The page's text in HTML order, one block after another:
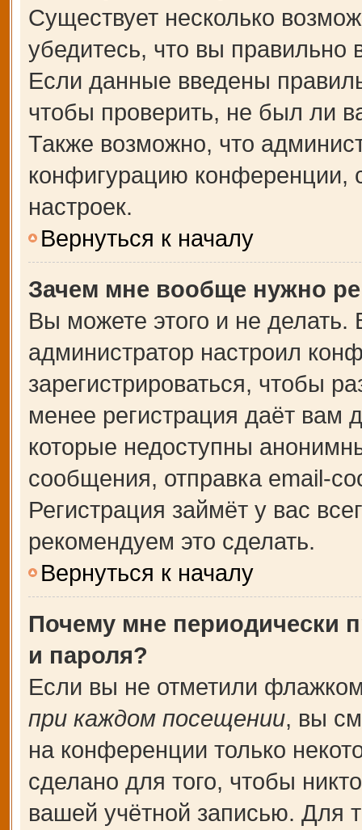
Существует несколько
убедитесь, что вы правильно
Если данные введены
чтобы проверить, не был ли
Также возможно, что
конфигурацию конференции,
настроек.
Вернуться к началу
Зачем мне вообще нужно
Вы можете этого и не делать.
администратор настроил
зарегистрироваться, чтобы
менее регистрация даёт вам
которые недоступны
сообщения, отправка email-
Регистрация займёт у вас
рекомендуем это сделать.
Вернуться к началу
Почему мне периодически
и пароля?
Если вы не отметили
при каждом посещении, вы
на конференции только
сделано для того, чтобы
вашей учётной записью. Для